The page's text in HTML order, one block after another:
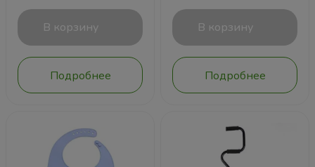
В корзину
Подробнее
В корзину
Подробнее